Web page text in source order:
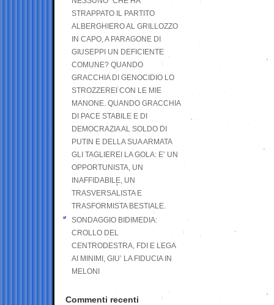
STRAPPATO IL PARTITO
ALBERGHIERO AL GRILLOZZO
IN CAPO, A PARAGONE DI
GIUSEPPI UN DEFICIENTE
COMUNE? QUANDO
GRACCHIA DI GENOCIDIO LO
STROZZEREI CON LE MIE
MANONE. QUANDO GRACCHIA
DI PACE STABILE E DI
DEMOCRAZIA AL SOLDO DI
PUTIN E DELLA SUA ARMATA
GLI TAGLIEREI LA GOLA: E’ UN
OPPORTUNISTA, UN
INAFFIDABILE, UN
TRASVERSALISTA E
TRASFORMISTA BESTIALE.
SONDAGGIO BIDIMEDIA:
CROLLO DEL
CENTRODESTRA, FDI E LEGA
AI MINIMI, GIU’ LA FIDUCIA IN
MELONI
Commenti recenti